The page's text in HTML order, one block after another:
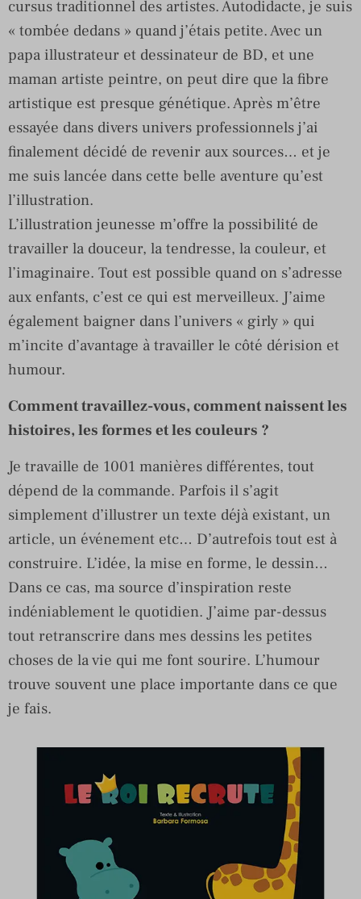
cursus traditionnel des artistes. Autodidacte, je suis
« tombée dedans » quand j’étais petite. Avec un
papa illustrateur et dessinateur de BD, et une
maman artiste peintre, on peut dire que la fibre
artistique est presque génétique. Après m’être
essayée dans divers univers professionnels j’ai
finalement décidé de revenir aux sources… et je
me suis lancée dans cette belle aventure qu’est
l’illustration.
L’illustration jeunesse m’offre la possibilité de
travailler la douceur, la tendresse, la couleur, et
l’imaginaire. Tout est possible quand on s’adresse
aux enfants, c’est ce qui est merveilleux. J’aime
également baigner dans l’univers « girly » qui
m’incite d’avantage à travailler le côté dérision et
humour.
Comment travaillez-vous, comment naissent les
histoires, les formes et les couleurs ?
Je travaille de 1001 manières différentes, tout
dépend de la commande. Parfois il s’agit
simplement d’illustrer un texte déjà existant, un
article, un événement etc… D’autrefois tout est à
construire. L’idée, la mise en forme, le dessin…
Dans ce cas, ma source d’inspiration reste
indéniablement le quotidien. J’aime par-dessus
tout retranscrire dans mes dessins les petites
choses de la vie qui me font sourire. L’humour
trouve souvent une place importante dans ce que
je fais.